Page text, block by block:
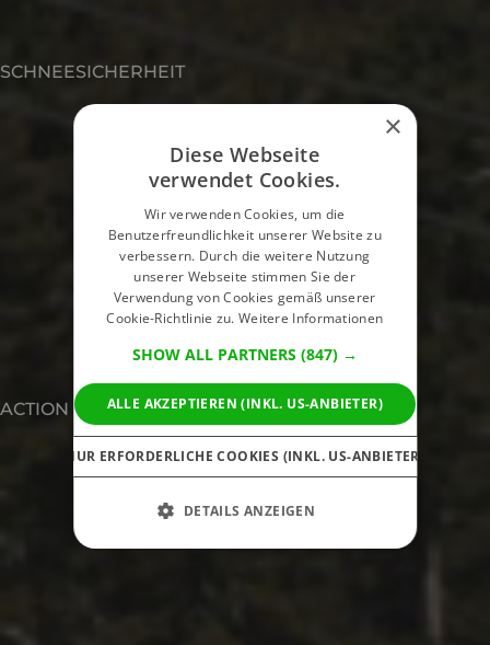
SCHNEESICHERHEIT
ACTION
×
Diese Webseite
verwendet Cookies.
Wir verwenden Cookies, um die
Benutzerfreundlichkeit unserer Website zu
verbessern. Durch die weitere Nutzung
unserer Webseite stimmen Sie der
Verwendung von Cookies gemäß unserer
Cookie-Richtlinie zu.Weitere Informationen
SHOW ALL PARTNERS (847) →
ALLE AKZEPTIEREN (INKL. US-ANBIETER)
NUR ERFORDERLICHE COOKIES (INKL. US-ANBIETER)
DETAILS ANZEIGEN